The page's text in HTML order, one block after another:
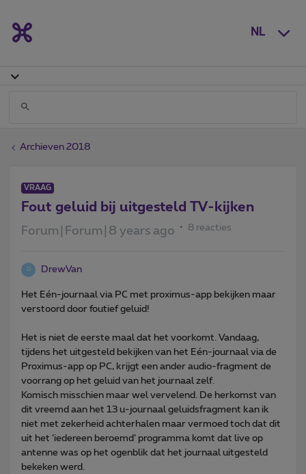
NL
Archieven 2018
VRAAG
Fout geluid bij uitgesteld TV-kijken
Forum|Forum|8 years ago 8 reacties
D DrewVan
Het Eén-journaal via PC met proximus-app bekijken maar
verstoord door foutief geluid!
Het is niet de eerste maal dat het voorkomt. Vandaag,
tijdens het uitgesteld bekijken van het Eén-journaal via de
Proximus-app op PC, krijgt een ander audio-fragment de
voorrang op het geluid van het journaal zelf.
Komisch misschien maar wel vervelend. De herkomst van
dit vreemd aan het 13 u-journaal geluidsfragment kan ik
niet met zekerheid achterhalen maar vermoed toch dat dit
uit het ‘iedereen beroemd’ programma komt dat live op
antenne was op het ogenblik dat het journaal uitgesteld
bekeken werd.